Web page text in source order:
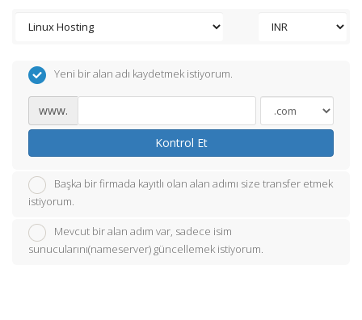
Yeni bir alan adı kaydetmek istiyorum.
www.
Kontrol Et
Başka bir firmada kayıtlı olan alan adımı size transfer etmek
istiyorum.
Mevcut bir alan adım var, sadece isim
sunucularını(nameserver) güncellemek istiyorum.